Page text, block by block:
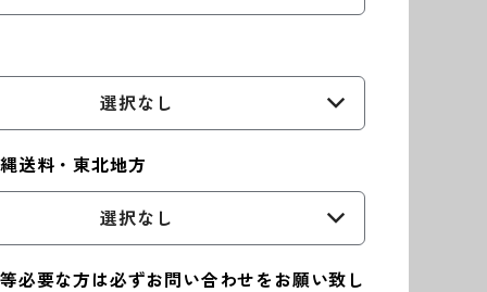
選択なし
送料・東北地方
選択なし
必要な方は必ずお問い合わせをお願い致し